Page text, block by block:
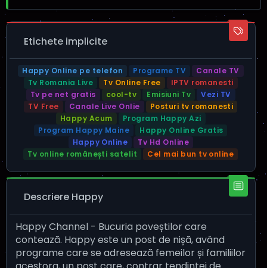
Etichete implicite
Happy Online pe telefon Programe TV
Canale TV
Tv Romania Live
Tv Online Free
IPTV romanesti
Tv pe net gratis
cool-tv Emisiuni Tv
Vezi TV
TV Free
Canale Live Onlie
Posturi tv romanesti
Happy Acum
Program Happy Azi
Program Happy Maine
Happy Online Gratis
Happy Online
Tv Hd Online
Tv online românești satelit
Cel mai bun tv online
Descriere Happy
Happy Channel - Bucuria poveștilor care
contează. Happy este un post de nișă, având
programe care se adresează femeilor și familiilor